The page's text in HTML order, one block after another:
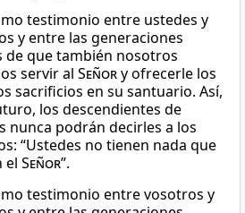
testimonio entre ustedes y
y entre las generaciones
de que también nosotros
servir al Señory ofrecerle los
sacrificios en su santuario. Así,
los descendientes de
nunca podrán decirles a los
“Ustedes no tienen nada que
el Señor”.
testimonio entre vosotros y